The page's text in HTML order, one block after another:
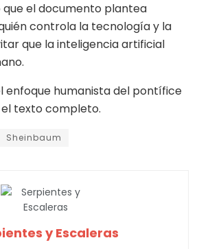
que el documento plantea
controla la tecnología y la
que la inteligencia artificial
enfoque humanista del pontífice
texto completo.
Sheinbaum
y Escaleras